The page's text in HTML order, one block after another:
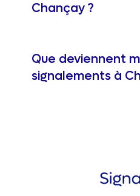
Chançay ?
Que deviennent
signalements à